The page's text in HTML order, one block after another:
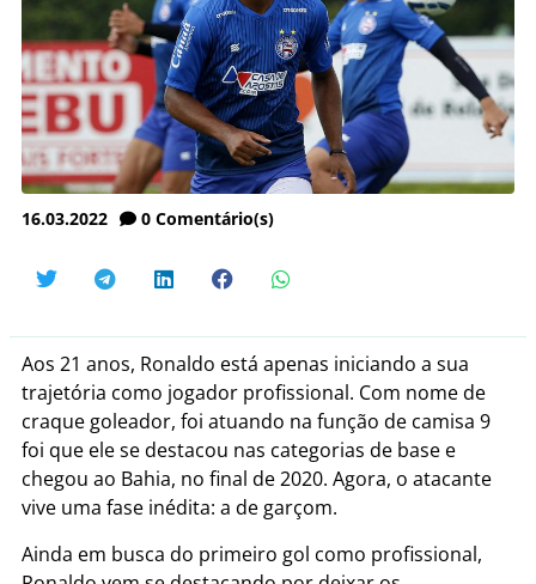
16.03.2022 0 Comentário(s)
Aos 21 anos, Ronaldo está apenas iniciando a sua
trajetória como jogador profissional. Com nome de
craque goleador, foi atuando na função de camisa 9
foi que ele se destacou nas categorias de base e
chegou ao Bahia, no final de 2020. Agora, o atacante
vive uma fase inédita: a de garçom.
Ainda em busca do primeiro gol como profissional,